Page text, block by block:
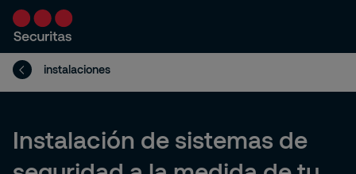
instalaciones
Instalación de sistemas de